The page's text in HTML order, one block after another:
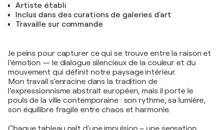
Artiste établi
Inclus dans des curations de galeries d'art
Travaille sur commande
Je peins pour capturer ce qui se trouve entre la raison et
l’émotion — le dialogue silencieux de la couleur et du
mouvement qui définit notre paysage intérieur.
Mon travail s’enracine dans la tradition de
l’expressionnisme abstrait européen, mais il porte le
pouls de la ville contemporaine : son rythme, sa lumière,
son équilibre fragile entre chaos et harmonie.